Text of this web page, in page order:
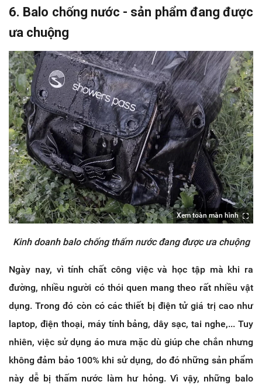
6. Balo chống nước - sản phẩm đang được
ưa chuộng
Xem toàn màn hình
Kinh doanh balo chống thấm nước đang được ưa chuộng
Ngày nay, vì tính chất công việc và học tập mà khi ra
đường, nhiều người có thói quen mang theo rất nhiều vật
dụng. Trong đó còn có các thiết bị điện tử giá trị cao như
laptop, điện thoại, máy tính bảng, dây sạc, tai nghe,... Tuy
nhiên, việc sử dụng áo mưa mặc dù giúp che chắn nhưng
không đảm bảo 100% khi sử dụng, do đó những sản phẩm
này dễ bị thấm nước làm hư hỏng. Vì vậy, những balo